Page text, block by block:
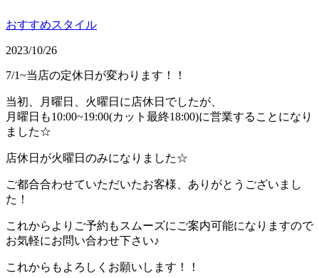
おすすめスタイル
2023/10/26
7/1~当店の定休日が変わります！！
当初、月曜日、火曜日に店休日でしたが、
月曜日も10:00~19:00(カット最終18:00)に営業することになり
ました☆
店休日が火曜日のみになりました☆
ご都合合わせていただいたお客様、ありがとうございまし
た！
これからよりご予約もスムーズにご案内可能になりますので
お気軽にお問い合わせ下さい♪
これからもよろしくお願いします！！